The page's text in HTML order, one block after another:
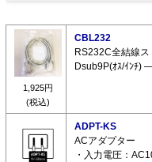
1,925円
(税込)
CBL232
RS232C全結線
Dsub9P(ｵｽ/ｲﾝﾁ)
ADPT-KS
ACアダプター
・入力電圧：